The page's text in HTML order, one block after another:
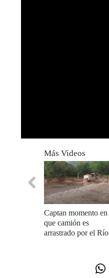
seconds
secondsVolume
0%
Más Videos
Captan momento en
que camión es
arrastrado por el Río